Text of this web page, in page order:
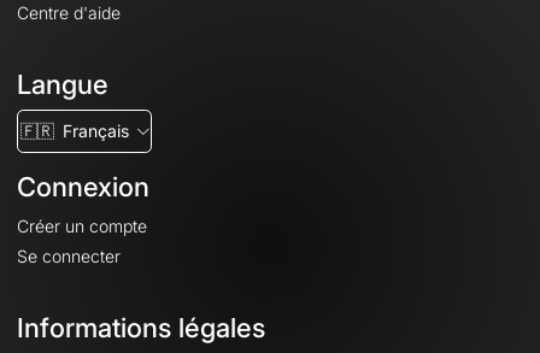
Centre d'aide
Langue
🇫🇷 Français
Connexion
Créer un compte
Se connecter
Informations légales